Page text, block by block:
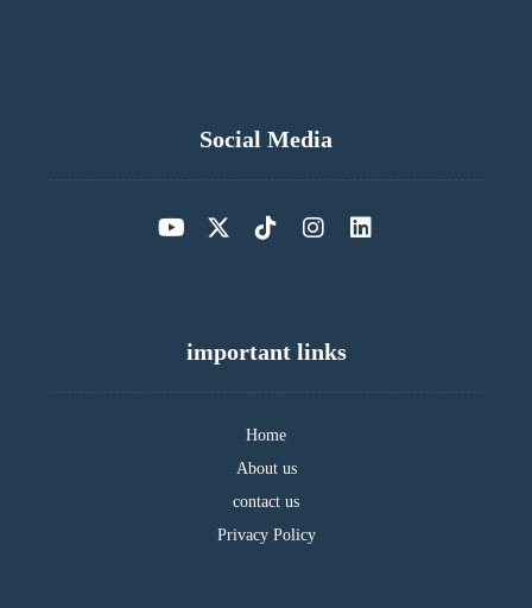
Social Media
important links
Home
About us
contact us
Privacy Policy